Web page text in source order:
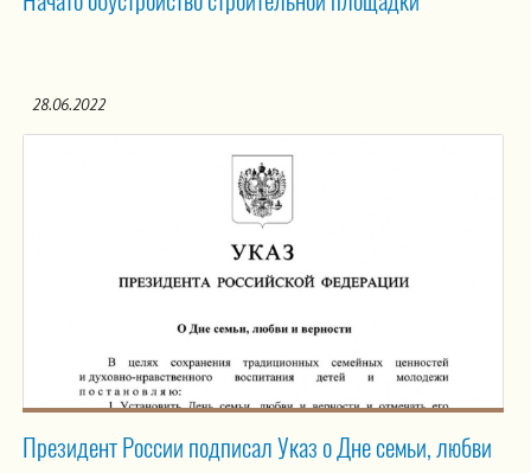
28.06.2022
Президент России подписал Указ о Дне семьи, любви